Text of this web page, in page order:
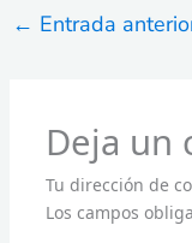
← Entrada
Deja un
Tu dirección de
Los campos